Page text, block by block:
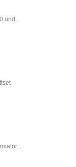
und...